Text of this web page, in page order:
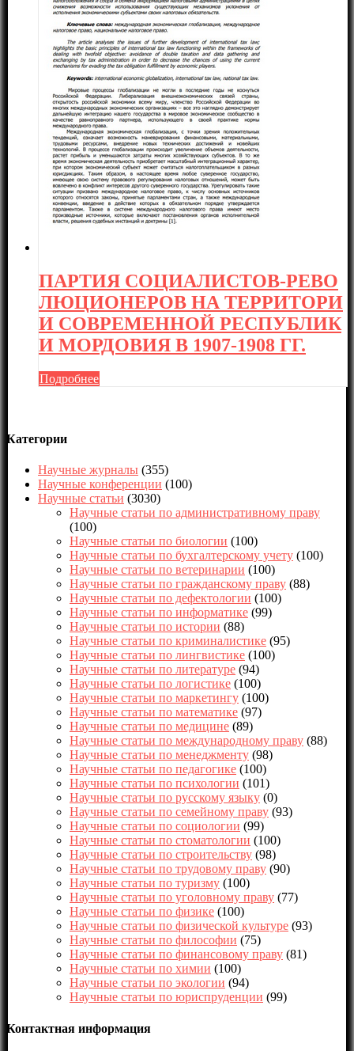
ПАРТИЯ СОЦИАЛИСТОВ-РЕВО
ЛЮЦИОНЕРОВ НА ТЕРРИТОРИ
И СОВРЕМЕННОЙ РЕСПУБЛИК
И МОРДОВИЯ В 1907-1908 ГГ.
Подробнее
Категории
Научные журналы (355)
Научные конференции (100)
Научные статьи (3030)
Научные статьи по административному праву
(100)
Научные статьи по биологии (100)
Научные статьи по бухгалтерскому учету (100)
Научные статьи по ветеринарии (100)
Научные статьи по гражданскому праву (88)
Научные статьи по дефектологии (100)
Научные статьи по информатике (99)
Научные статьи по истории (88)
Научные статьи по криминалистике (95)
Научные статьи по лингвистике (100)
Научные статьи по литературе (94)
Научные статьи по логистике (100)
Научные статьи по маркетингу (100)
Научные статьи по математике (97)
Научные статьи по медицине (89)
Научные статьи по международному праву (88)
Научные статьи по менеджменту (98)
Научные статьи по педагогике (100)
Научные статьи по психологии (101)
Научные статьи по русскому языку (0)
Научные статьи по семейному праву (93)
Научные статьи по социологии (99)
Научные статьи по стоматологии (100)
Научные статьи по строительству (98)
Научные статьи по трудовому праву (90)
Научные статьи по туризму (100)
Научные статьи по уголовному праву (77)
Научные статьи по физике (100)
Научные статьи по физической культуре (93)
Научные статьи по философии (75)
Научные статьи по финансовому праву (81)
Научные статьи по химии (100)
Научные статьи по экологии (94)
Научные статьи по юриспруденции (99)
Контактная информация